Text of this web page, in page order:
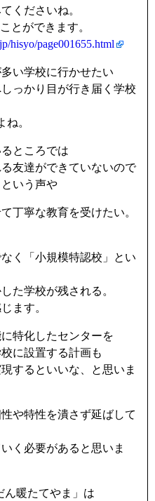
くださいね。
とができます。
hisyo/page001655.html
い学校に行かせたい
っかり目が行き届く学校
。
ところでは
友達ができていないので
いう声や
丁寧な教育を受けたい。
く「小規模特認校」とい
た学校が残される。
ます。
特化したセンターを
に設置する計画も
するといいな、と思いま
や特性を潰さず延ばして
く必要があると思いま
ん暖たてやま」は